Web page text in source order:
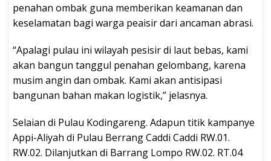
penahan ombak guna memberikan keamanan dan
keselamatan bagi warga peaisir dari ancaman abrasi.
“Apalagi pulau ini wilayah pesisir di laut bebas, kami
akan bangun tanggul penahan gelombang, karena
musim angin dan ombak. Kami akan antisipasi
bangunan bahan makan logistik,” jelasnya.
Selaian di Pulau Kodingareng. Adapun titik kampanye
Appi-Aliyah di Pulau Berrang Caddi Caddi RW.01.
RW.02. Dilanjutkan di Barrang Lompo RW.02. RT.04